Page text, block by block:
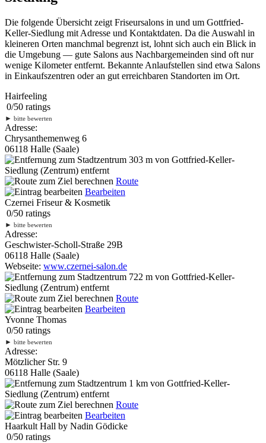
Die folgende Übersicht zeigt Friseursalons in und um Gottfried-
Keller-Siedlung mit Adresse und Kontaktdaten. Da die Auswahl in
kleineren Orten manchmal begrenzt ist, lohnt sich auch ein Blick in
die Umgebung — gute Salons aus Nachbargemeinden sind oft nur
wenige Kilometer entfernt. Bekannte Anlaufstellen sind etwa Salons
in Einkaufszentren oder an gut erreichbaren Standorten im Ort.
Hairfeeling
0/50 ratings
► bitte bewerten
Adresse:
Chrysanthemenweg 6
06118 Halle (Saale)
303 m von Gottfried-Keller-
Siedlung (Zentrum) entfernt
Route
Bearbeiten
Czernei Friseur & Kosmetik
0/50 ratings
► bitte bewerten
Adresse:
Geschwister-Scholl-Straße 29B
06118 Halle (Saale)
Webseite: www.czernei-salon.de
722 m von Gottfried-Keller-
Siedlung (Zentrum) entfernt
Route
Bearbeiten
Yvonne Thomas
0/50 ratings
► bitte bewerten
Adresse:
Mötzlicher Str. 9
06118 Halle (Saale)
1 km von Gottfried-Keller-
Siedlung (Zentrum) entfernt
Route
Bearbeiten
Haarkult Hall by Nadin Gödicke
0/50 ratings